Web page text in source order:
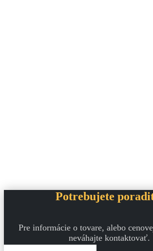
Potrebujete
Pre informácie o tovare, alebo
neváhajte kontaktovať.